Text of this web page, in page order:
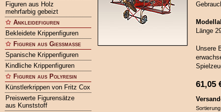
Figuren aus Holz
mehrfarbig gebeizt
Ankleidefiguren
Bekleidete Krippenfiguren
Figuren aus Gießmasse
Spanische Krippenfiguren
Kindliche Krippenfiguren
Figuren aus Polyresin
Künstlerkrippen von Fritz Cox
Preiswerte Figurensätze
aus Kunststoff
Länge
Unsere
61,05